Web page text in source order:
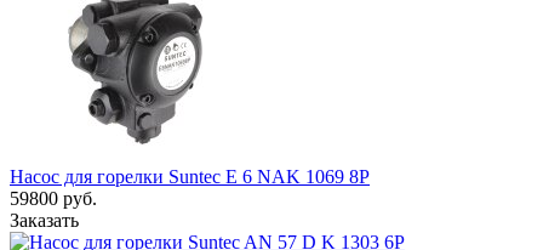
Насос для горелки Suntec E 6 NAK 1069 8P
59800 руб.
Заказать